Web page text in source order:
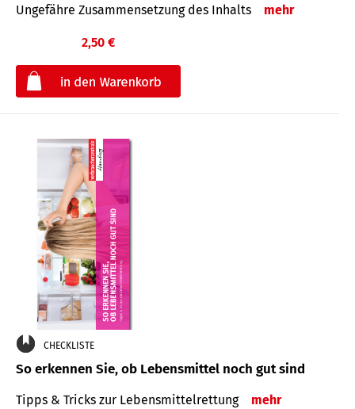
Ungefähre Zusammensetzung des Inhalts mehr
2,50 €
CHECKLISTE
So erkennen Sie, ob Lebensmittel noch gut sind
Tipps & Tricks zur Lebensmittelrettung mehr